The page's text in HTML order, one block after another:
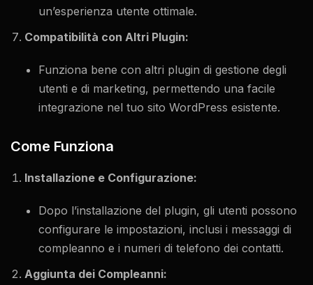
un’esperienza utente ottimale.
Compatibilità con Altri Plugin:
Funziona bene con altri plugin di gestione degli
utenti e di marketing, permettendo una facile
integrazione nel tuo sito WordPress esistente.
Come Funziona
Installazione e Configurazione:
Dopo l’installazione del plugin, gli utenti possono
configurare le impostazioni, inclusi i messaggi di
compleanno e i numeri di telefono dei contatti.
Aggiunta dei Compleanni: